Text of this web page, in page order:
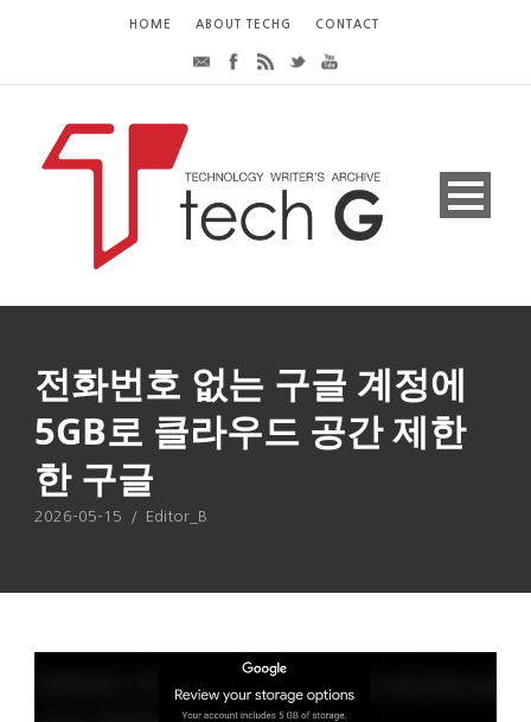
HOME ABOUT TECHG CONTACT
전화번호 없는 구글 계정에
5GB로 클라우드 공간 제한
한 구글
2026-05-15 / Editor_B